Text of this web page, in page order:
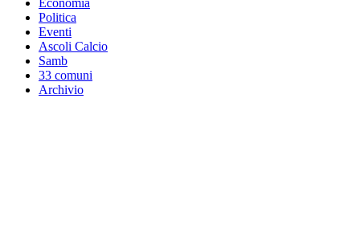
Economia
Politica
Eventi
Ascoli Calcio
Samb
33 comuni
Archivio